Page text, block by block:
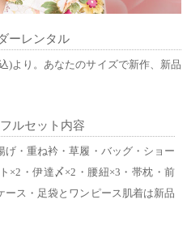
ーレンタル
)より。あなたのサイズで新作、新品
ルセット内容
・重ね衿・草履・バッグ・ショー
×2・伊達〆×2・腰紐×3・帯枕・前
ス・足袋とワンピース肌着は新品